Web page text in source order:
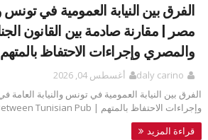
الفرق بين النيابة العمومية في تونس
مصر | مقارنة صادمة بين القانون
والمصري وإجراءات الاحتفاظ بالمتهم
daly carino
أغسطس 04, 2026
الفرق بين النيابة العمومية في تونس والنيابة العامة
وإجراءات الاحتفاظ بالمتهم | Difference Between Tunisian Pub...
قراءة المزيد